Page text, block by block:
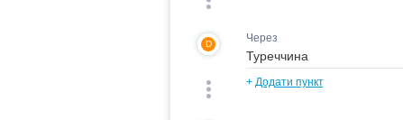
D Через
+ Додати пункт